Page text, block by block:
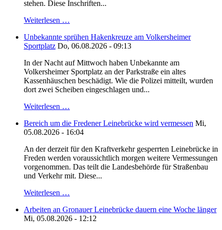
stehen. Diese Inschriften...
Weiterlesen …
Unbekannte sprühen Hakenkreuze am Volkersheimer
Sportplatz Do, 06.08.2026 - 09:13
In der Nacht auf Mittwoch haben Unbekannte am
Volkersheimer Sportplatz an der Parkstraße ein altes
Kassenhäuschen beschädigt. Wie die Polizei mitteilt, wurden
dort zwei Scheiben eingeschlagen und...
Weiterlesen …
Bereich um die Fredener Leinebrücke wird vermessen Mi,
05.08.2026 - 16:04
An der derzeit für den Kraftverkehr gesperrten Leinebrücke in
Freden werden voraussichtlich morgen weitere Vermessungen
vorgenommen. Das teilt die Landesbehörde für Straßenbau
und Verkehr mit. Diese...
Weiterlesen …
Arbeiten an Gronauer Leinebrücke dauern eine Woche länger
Mi, 05.08.2026 - 12:12